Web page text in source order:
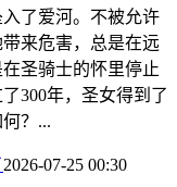
了爱河。不被允许
来危害，总是在远
圣骑士的怀里停止
300年，圣女得到了
？...
2026-07-25 00:30